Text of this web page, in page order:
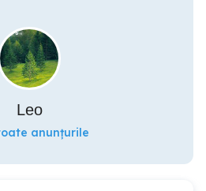
Leo
anunțurile